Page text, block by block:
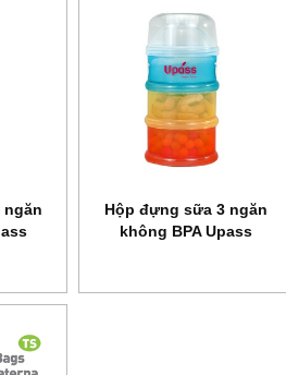
ngăn
Hộp đựng sữa 3 ngăn
không BPA Upass